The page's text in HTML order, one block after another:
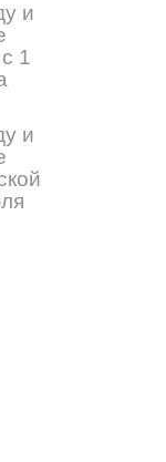
и
1
и